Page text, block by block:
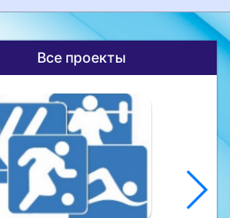
Все проекты